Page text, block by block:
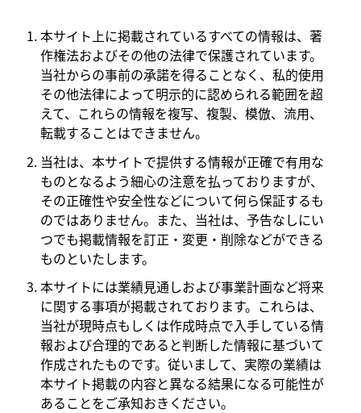
本サイト上に掲載されているすべての情報は、著
作権法およびその他の法律で保護されています。
当社からの事前の承諾を得ることなく、私的使用
その他法律によって明示的に認められる範囲を超
えて、これらの情報を複写、複製、模倣、流用、
転載することはできません。
当社は、本サイトで提供する情報が正確で有用な
ものとなるよう細心の注意を払っておりますが、
その正確性や安全性などについて何ら保証するも
のではありません。また、当社は、予告なしにい
つでも掲載情報を訂正・変更・削除などができる
ものといたします。
本サイトには業績見通しおよび事業計画など将来
に関する事項が掲載されております。これらは、
当社が現時点もしくは作成時点で入手している情
報および合理的であると判断した情報に基づいて
作成されたものです。従いまして、実際の業績は
本サイト掲載の内容と異なる結果になる可能性が
あることをご承知おきください。